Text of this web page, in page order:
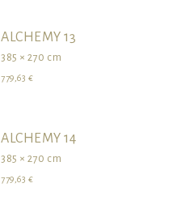
ALCHEMY 13
385 × 270 cm
779,63 €
ALCHEMY 14
385 × 270 cm
779,63 €